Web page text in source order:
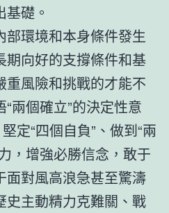
礎。
環境和本身條件發生
期向好的支撐條件和基
風險和挑戰的才能不
兩個確立”的決定性意
定“四個自負”、做到“兩
，增強必勝信念，敢于
面對風高浪急甚至驚濤
史主動精力克難關、戰